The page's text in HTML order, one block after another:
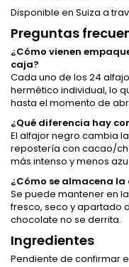
Disponible en Suiza a
Preguntas
¿Cómo vienen
caja?
Cada uno de los 24
hermético individual, lo
hasta el momento de
¿Qué diferencia hay
El alfajor negro cambia
repostería con cacao/
más intenso y menos
¿Cómo se almacena
Se puede mantener en
fresco, seco y apartado
chocolate no se derrita.
Ingredientes
Pendiente de confirmar